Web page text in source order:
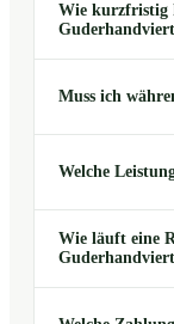
Wie kurzfristig
Muss ich
Welche
Wie läuft eine